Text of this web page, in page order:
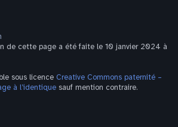
de cette page a été faite le 10 janvier 2024 à
sous licence Creative Commons paternité –
à l’identique sauf mention contraire.